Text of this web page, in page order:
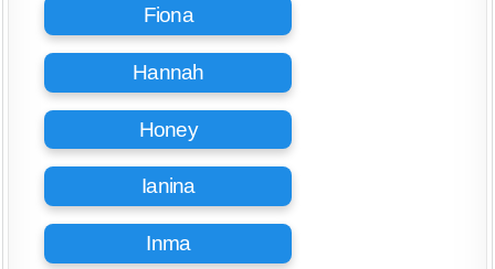
Fiona
Hannah
Honey
Ianina
Inma